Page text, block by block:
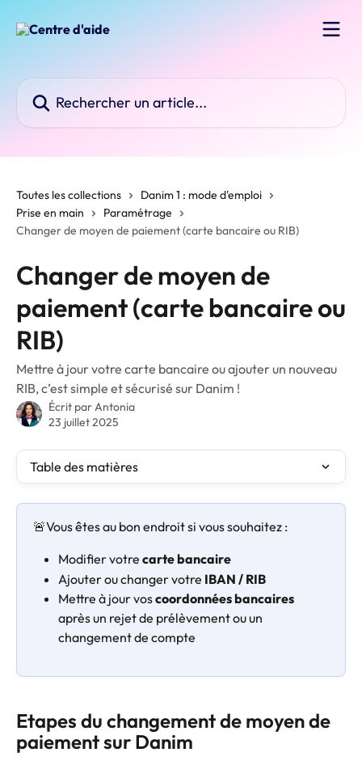
Toutes les collections
Danim 1 : mode d'emploi
Prise en main
Paramétrage
Changer de moyen de paiement (carte bancaire ou RIB)
Changer de moyen de
paiement (carte bancaire ou
RIB)
Mettre à jour votre carte bancaire ou ajouter un nouveau
RIB, c’est simple et sécurisé sur Danim !
Écrit parAntonia
23 juillet 2025
Table des matières
🚨Vous êtes au bon endroit si vous souhaitez :
Modifier votre carte bancaire
Ajouter ou changer votre IBAN / RIB
Mettre à jour vos coordonnées bancaires
après un rejet de prélèvement ou un
changement de compte
Etapes du changement de moyen de
paiement sur Danim